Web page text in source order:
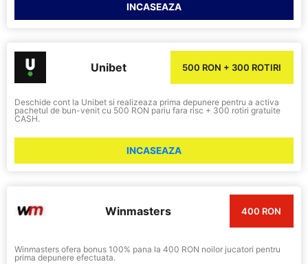
INCASEAZA
Unibet 500 RON + 300 ROTIRI
Deschide cont la Unibet si realizeaza prima depunere pentru a activa
pachetul de bun-venit cu 500 RON pariu fara risc + 300 rotiri gratuite
CASH.
INCASEAZA
Winmasters 400 RON
Winmasters ofera bonus 100% pana la 400 RON noilor jucatori pentru
prima depunere efectuata.